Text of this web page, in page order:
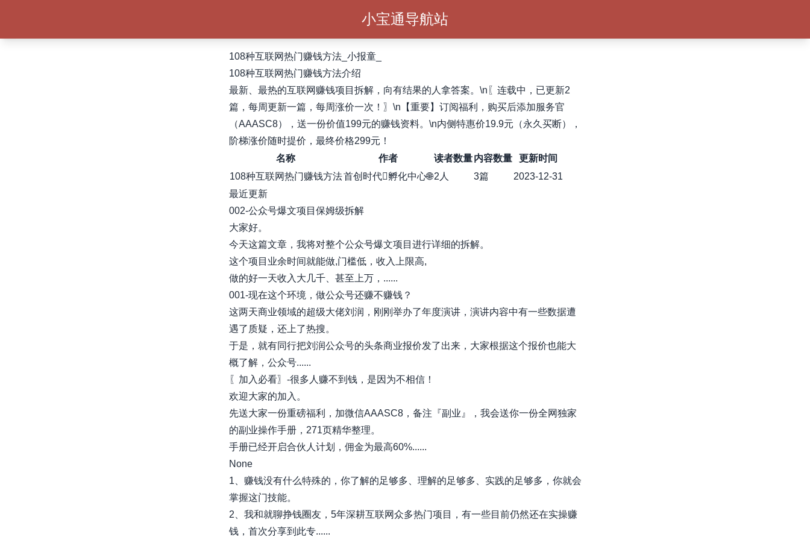
小宝通导航站
108种互联网热门赚钱方法_小报童_
108种互联网热门赚钱方法介绍
最新、最热的互联网赚钱项目拆解，向有结果的人拿答案。\n〖连载中，已更新2
篇，每周更新一篇，每周涨价一次！〗\n【重要】订阅福利，购买后添加服务官
（AAASC8），送一份价值199元的赚钱资料。\n内侧特惠价19.9元（永久买断），
阶梯涨价随时提价，最终价格299元！
名称
作者 读者数量 内容数量
更新时间
108种互联网热门赚钱方法首创时代孵化中心🌐2人 3篇
2023-12-31
最近更新
002-公众号爆文项目保姆级拆解
大家好。
今天这篇文章，我将对整个公众号爆文项目进行详细的拆解。
这个项目业余时间就能做,门槛低，收入上限高,
做的好一天收入大几千、甚至上万，......
001-现在这个环境，做公众号还赚不赚钱？
这两天商业领域的超级大佬刘润，刚刚举办了年度演讲，演讲内容中有一些数据遭
遇了质疑，还上了热搜。
于是，就有同行把刘润公众号的头条商业报价发了出来，大家根据这个报价也能大
概了解，公众号......
〖加入必看〗-很多人赚不到钱，是因为不相信！
欢迎大家的加入。
先送大家一份重磅福利，加微信AAASC8，备注『副业』，我会送你一份全网独家
的副业操作手册，271页精华整理。
手册已经开启合伙人计划，佣金为最高60%......
None
1、赚钱没有什么特殊的，你了解的足够多、理解的足够多、实践的足够多，你就会
掌握这门技能。
2、我和就聊挣钱圈友，5年深耕互联网众多热门项目，有一些目前仍然还在实操赚
钱，首次分享到此专......